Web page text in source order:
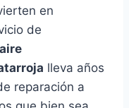
en
de
lleva años
reparación a